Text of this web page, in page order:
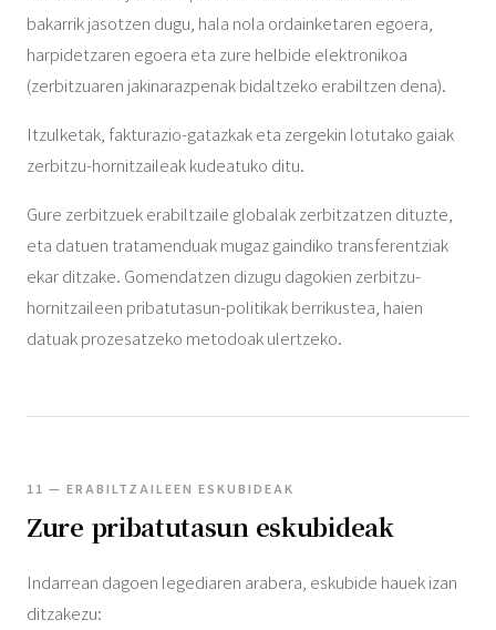
bakarrik jasotzen dugu, hala nola ordainketaren egoera,
harpidetzaren egoera eta zure helbide elektronikoa
(zerbitzuaren jakinarazpenak bidaltzeko erabiltzen dena).
Itzulketak, fakturazio-gatazkak eta zergekin lotutako gaiak
zerbitzu-hornitzaileak kudeatuko ditu.
Gure zerbitzuek erabiltzaile globalak zerbitzatzen dituzte,
eta datuen tratamenduak mugaz gaindiko transferentziak
ekar ditzake. Gomendatzen dizugu dagokien zerbitzu-
hornitzaileen pribatutasun-politikak berrikustea, haien
datuak prozesatzeko metodoak ulertzeko.
11 — ERABILTZAILEEN ESKUBIDEAK
Zure pribatutasun eskubideak
Indarrean dagoen legediaren arabera, eskubide hauek izan
ditzakezu: